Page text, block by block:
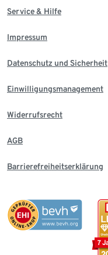
Service & Hilfe
Impressum
Datenschutz und Sicherheit
Einwilligungsmanagement
Widerrufsrecht
AGB
Barrierefreiheitserklärung